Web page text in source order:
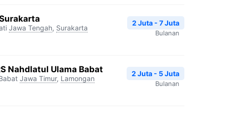
Jawa Tengah, Surakarta
2 Juta - 7 Juta
Bulanan
Nahdlatul Ulama Babat
Jawa Timur, Lamongan
2 Juta - 5 Juta
Bulanan